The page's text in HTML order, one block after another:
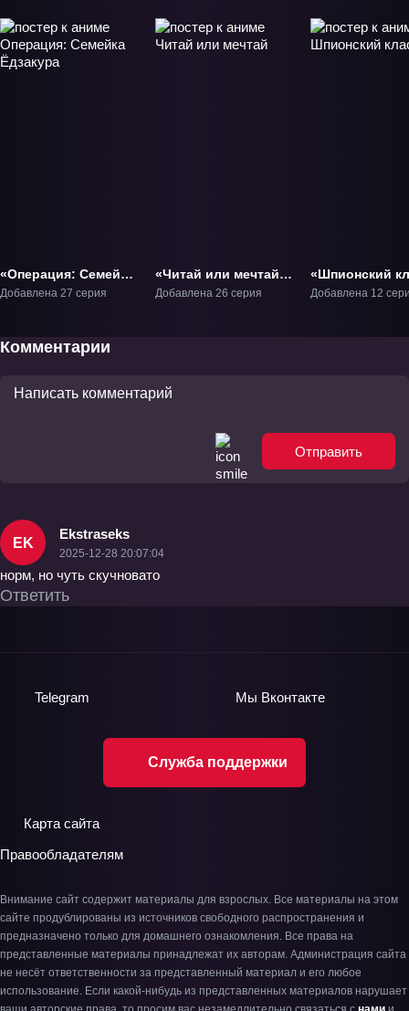
«Операция: Семейка
Ёдзакура» ТВ-1
Добавлена 27 серия
«Читай или мечтай»
ТВ-1
Добавлена 26 серия
«Шпионский
2» ТВ-2
Добавлена 12
Комментарии
Отправить
EK
Ekstraseks
2025-12-28 20:07:04
норм, но чуть скучновато
Ответить
Служба поддержки
Telegram Мы Вконтакте
Карта сайта
Правообладателям
Внимание сайт содержит материалы для взрослых. Все материалы на этом
сайте продублированы из источников свободного распространения и
предназначено только для домашнего ознакомления. Все права на
представленные материалы принадлежат их авторам. Администрация сайта
не несёт ответственности за представленный материал и его любое
использование. Если какой-нибудь из представленных материалов нарушает